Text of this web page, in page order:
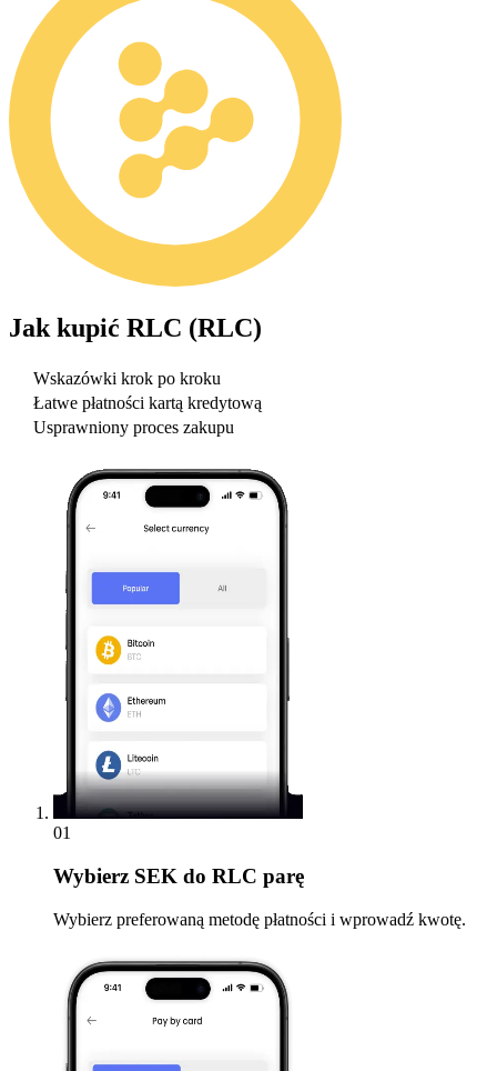
Jak kupić RLC (RLC)
Wskazówki krok po kroku
Łatwe płatności kartą kredytową
Usprawniony proces zakupu
01
Wybierz SEK do RLC parę
Wybierz preferowaną metodę płatności i wprowadź kwotę.